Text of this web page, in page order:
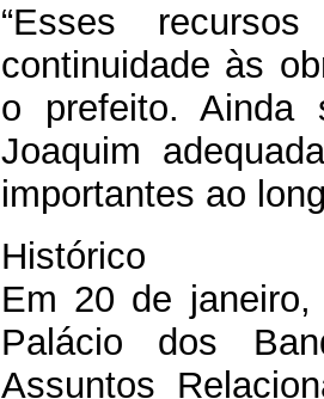
“Esses
continuidade às
o prefeito. Ainda
Joaquim
importantes ao
Histórico
Em 20 de
Palácio dos
Assuntos